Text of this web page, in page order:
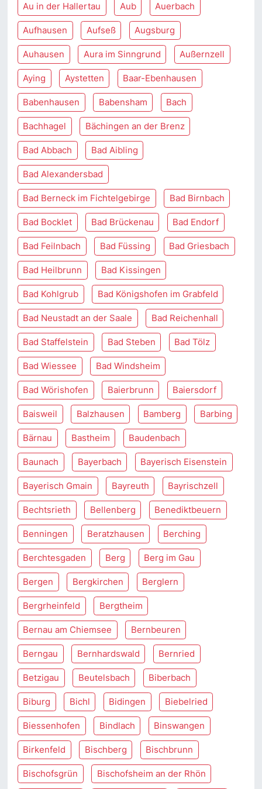
Au in der Hallertau Aub Auerbach
Aufhausen Aufseß Augsburg
Auhausen Aura im Sinngrund Außernzell
Aying Aystetten Baar-Ebenhausen
Babenhausen Babensham Bach
Bachhagel Bächingen an der Brenz
Bad Abbach Bad Aibling
Bad Alexandersbad
Bad Berneck im Fichtelgebirge Bad Birnbach
Bad Bocklet Bad Brückenau Bad Endorf
Bad Feilnbach Bad Füssing Bad Griesbach
Bad Heilbrunn Bad Kissingen
Bad Kohlgrub Bad Königshofen im Grabfeld
Bad Neustadt an der Saale Bad Reichenhall
Bad Staffelstein Bad Steben Bad Tölz
Bad Wiessee Bad Windsheim
Bad Wörishofen Baierbrunn Baiersdorf
Baisweil Balzhausen Bamberg Barbing
Bärnau Bastheim Baudenbach
Baunach Bayerbach Bayerisch Eisenstein
Bayerisch Gmain Bayreuth Bayrischzell
Bechtsrieth Bellenberg Benediktbeuern
Benningen Beratzhausen Berching
Berchtesgaden Berg Berg im Gau
Bergen Bergkirchen Berglern
Bergrheinfeld Bergtheim
Bernau am Chiemsee Bernbeuren
Berngau Bernhardswald Bernried
Betzigau Beutelsbach Biberbach
Biburg Bichl Bidingen Biebelried
Biessenhofen Bindlach Binswangen
Birkenfeld Bischberg Bischbrunn
Bischofsgrün Bischofsheim an der Rhön